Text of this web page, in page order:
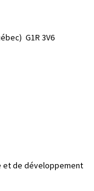
G1R 3V6
et de développement